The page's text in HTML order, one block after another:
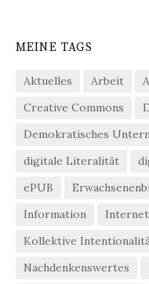
MEINE TAGS
Aktuelles Arbeit
Creative Commons
Demokratisches
digitale Literalität
ePUB
Information
Kollektive
Nachdenkenswertes